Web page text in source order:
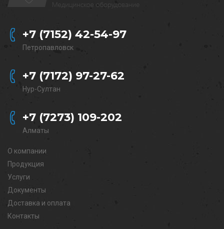
+7 (7152) 42-54-97
Петропавловск
+7 (7172) 97-27-62
Нур-Султан
+7 (7273) 109-202
Алматы
О компании
Продукция
Услуги
Документы
Доставка и оплата
Контакты